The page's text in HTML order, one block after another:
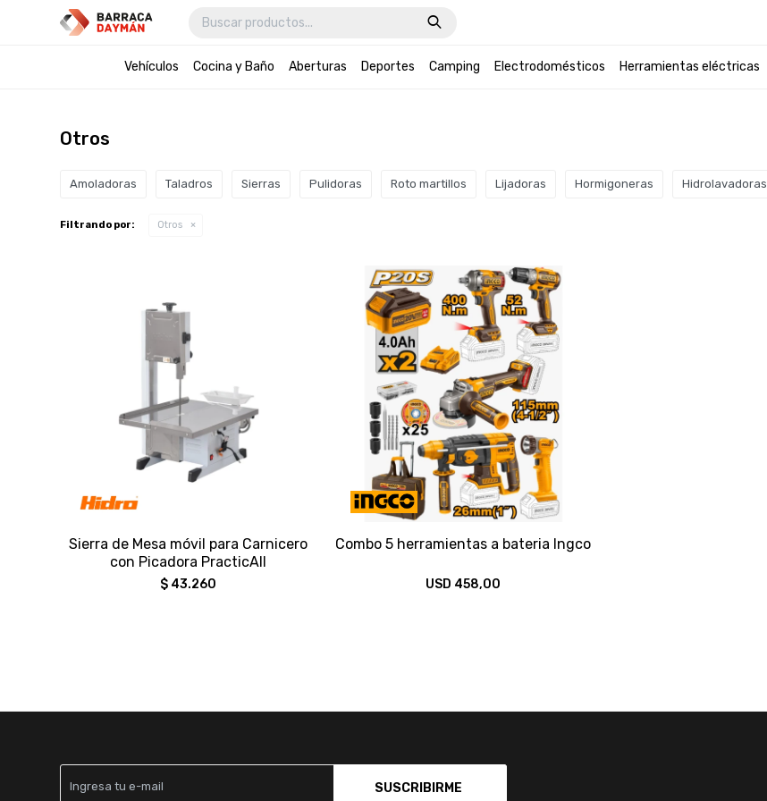
Vehículos Cocina y Baño Aberturas Deportes Camping Electrodomésticos Herramientas eléctricas
Otros
Amoladoras Taladros Sierras Pulidoras Roto martillos Lijadoras Hormigoneras Hidrolavadoras
Filtrando por: Otros
Sierra de Mesa móvil para Carnicero
con Picadora PracticAll
$ 43.260
Combo 5 herramientas a bateria Ingco
USD 458,00
SUSCRIBIRME